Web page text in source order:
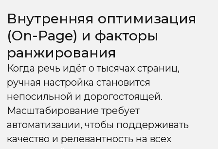
поМоскве, Санкт-Петербургу и Сочи
Возникновение дублей
Тип дубля Описание
Частичные дубли Появляются из-
за низкой
уникальности
контента
на страницах
регионального
сайта
Технические Дубли
информационного
блога, сервисных
страниц или
возникшие из-за